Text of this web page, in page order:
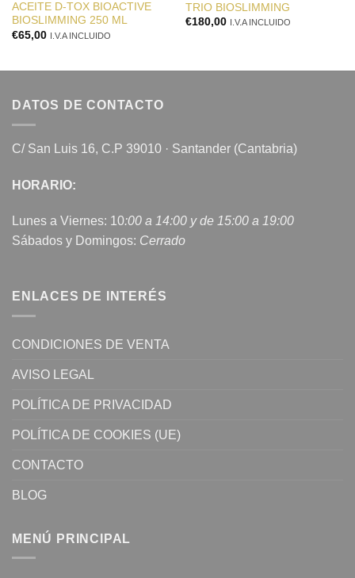
ACEITE D-TOX BIOACTIVE
BIOSLIMMING 250 ML
€65,00 I.V.A INCLUIDO
TRIO BIOSLIMMING
€180,00 I.V.A INCLUIDO
DATOS DE CONTACTO
C/ San Luis 16, C.P 39010 · Santander (Cantabria)
HORARIO:
Lunes a Viernes: 10:00 a 14:00 y de 15:00 a 19:00
Sábados y Domingos: Cerrado
ENLACES DE INTERÉS
CONDICIONES DE VENTA
AVISO LEGAL
POLÍTICA DE PRIVACIDAD
POLÍTICA DE COOKIES (UE)
CONTACTO
BLOG
MENÚ PRINCIPAL